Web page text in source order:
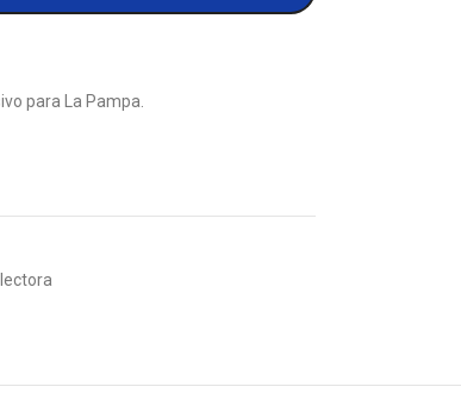
para La Pampa.